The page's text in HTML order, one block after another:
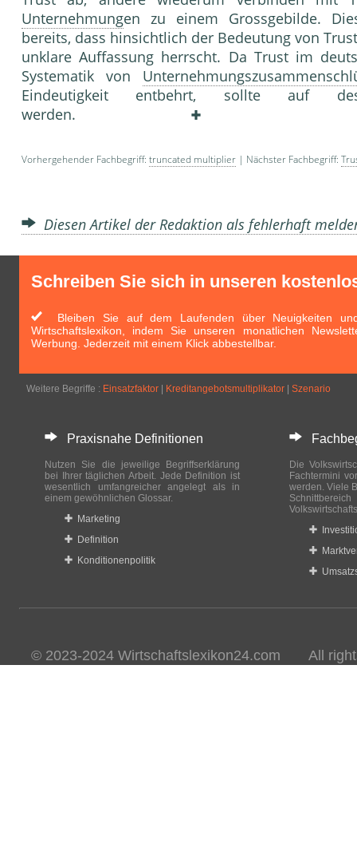
Unternehmungen zu einem Grossgebilde.
bereits, dass hinsichtlich der Bedeutung von
unklare Auffassung herrscht. Da Trust im
Systematik von
Eindeutigkeit entbehrt, sollte auf
werden.
Vorhergehender Fachbegriff: truncated multiplier | Nächster Fachbegriff:
Diesen Artikel der Redaktion als fehlerhaft
Schreiben Sie sich in unseren
Bleiben Sie auf dem Laufenden über Neuigkeiten
Wirtschaftslexikon, indem Sie unseren monatlichen
Werbung. Jederzeit mit einem Klick abbestellbar.
Weitere Begriffe : Einsatzfaktor Kreditangebotsmultiplikator Szenario
Praxisnahe Definitionen
Nutzen Sie die jeweilige Begriffserklärung
bei Ihrer täglichen Arbeit. Jede Definition ist
wesentlich umfangreicher angelegt als in
einem gewöhnlichen Glossar.
Marketing
Definition
Konditionenpolitik
Die
Fachtermini
werden. Viele
© 2023-2024 Wirtschaftslexikon24.com All